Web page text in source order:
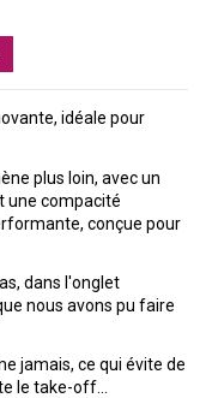
idéale pour
plus loin, avec un
une compacité
conçue pour
dans l'onglet
nous avons pu faire
jamais, ce qui évite de
le take-off...